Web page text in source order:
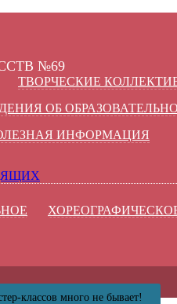
№69
ТВОРЧЕСКИЕ
ОБ
ИНФОРМАЦИЯ
классов много не бывает!